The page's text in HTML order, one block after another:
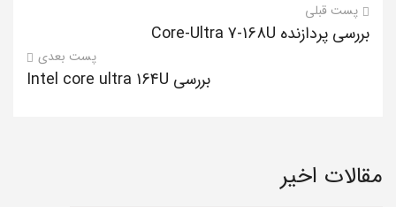
پست قبلی
بررسی پردازنده Core-Ultra 7-168U
پست بعدی
بررسی Intel core ultra 164U
مقالات اخیر